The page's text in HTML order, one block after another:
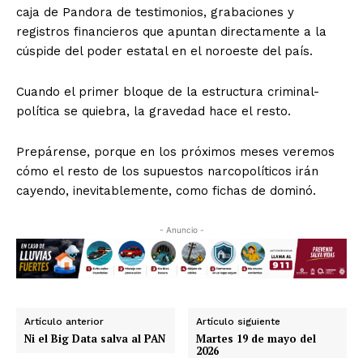
caja de Pandora de testimonios, grabaciones y
registros financieros que apuntan directamente a la
cúspide del poder estatal en el noroeste del país.
Cuando el primer bloque de la estructura criminal-
política se quiebra, la gravedad hace el resto.
Prepárense, porque en los próximos meses veremos
cómo el resto de los supuestos narcopolíticos irán
cayendo, inevitablemente, como fichas de dominó.
- Anuncio -
Artículo anterior
Ni el Big Data salva al PAN
Artículo siguiente
Martes 19 de mayo del
2026